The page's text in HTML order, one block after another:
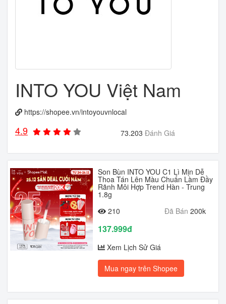
INTO YOU Việt Nam
https://shopee.vn/intoyouvnlocal
4.9 73.203 Đánh Giá
Son Bùn INTO YOU C1 Lì Mịn Dễ
Thoa Tán Lên Màu Chuẩn Làm Đầy
Rãnh Môi Hợp Trend Hàn - Trung
1.8g
210
Đã Bán 200k
137.999đ
Xem Lịch Sử Giá
Mua ngay trên Shopee